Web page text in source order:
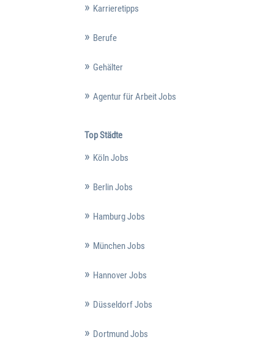
Karrieretipps
Berufe
Gehälter
Agentur für Arbeit Jobs
Top Städte
Köln Jobs
Berlin Jobs
Hamburg Jobs
München Jobs
Hannover Jobs
Düsseldorf Jobs
Dortmund Jobs